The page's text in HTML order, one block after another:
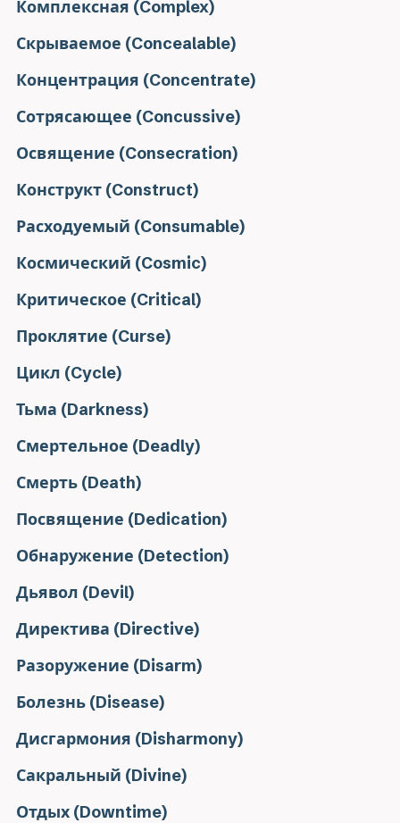
Комплексная (Complex)
Скрываемое (Concealable)
Концентрация (Concentrate)
Сотрясающее (Concussive)
Освящение (Consecration)
Конструкт (Construct)
Расходуемый (Consumable)
Космический (Cosmic)
Критическое (Critical)
Проклятие (Curse)
Цикл (Cycle)
Тьма (Darkness)
Смертельное (Deadly)
Смерть (Death)
Посвящение (Dedication)
Обнаружение (Detection)
Дьявол (Devil)
Директива (Directive)
Разоружение (Disarm)
Болезнь (Disease)
Дисгармония (Disharmony)
Сакральный (Divine)
Отдых (Downtime)